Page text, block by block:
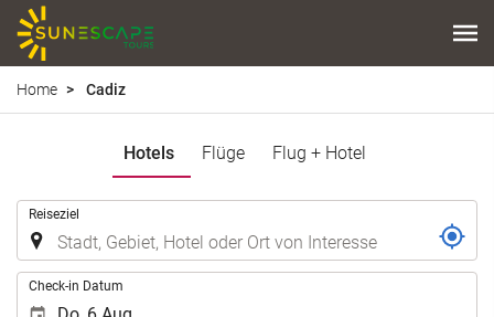
Home Cadiz
Hotels Flüge Flug + Hotel
Reiseziel
Check-in Datum